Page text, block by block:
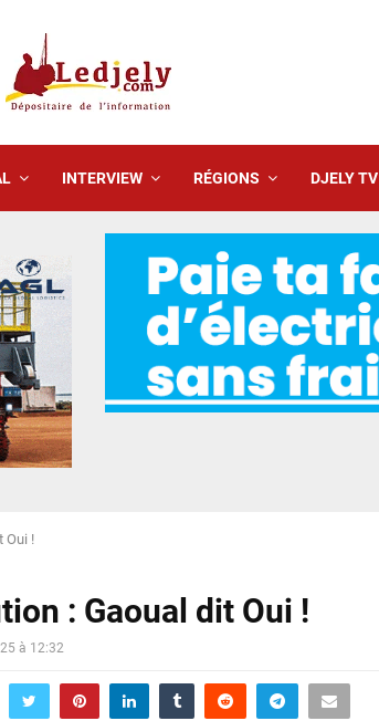
INTERVIEW RÉGIONS DJELY TV
Oui !
: Gaoual dit Oui !
à 12:32